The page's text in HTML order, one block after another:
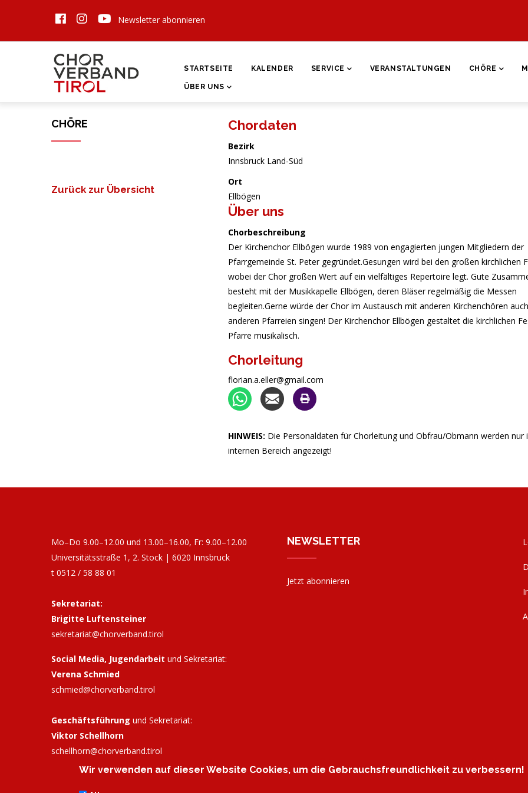
Newsletter abonnieren
HAUPTNAVIGATION
STARTSEITE KALENDER SERVICE VERANSTALTUNGEN CHÖRE
ÜBER UNS
Chordaten
Bezirk
Innsbruck Land-Süd
Ort
Ellbögen
Über uns
Chorbeschreibung
Der Kirchenchor Ellbögen wurde 1989 von engagierten jungen Mitgliedern der
Pfarrgemeinde St. Peter gegründet.Gesungen wird bei den großen kirchlichen
wobei der Chor großen Wert auf ein vielfältiges Repertoire legt. Gute
besteht mit der Musikkapelle Ellbögen, deren Bläser regelmäßig die Messen
begleiten.Gerne würde der Chor im Austausch mit anderen Kirchenchören
anderen Pfarreien singen! Der Kirchenchor Ellbögen gestaltet die kirchlichen
Pfarre musikalisch.
Chorleitung
florian.a.eller@gmail.com
HINWEIS: Die Personaldaten für Chorleitung und Obfrau/Obmann werden nur
internen Bereich angezeigt!
CHÖRE
Zurück zur Übersicht
Mo–Do 9.00–12.00 und 13.00–16.00, Fr: 9.00–12.00
Universitätsstraße 1, 2. Stock | 6020 Innsbruck
t 0512 / 58 88 01
Sekretariat:
Brigitte Luftensteiner
sekretariat@chorverband.tirol
Social Media, Jugendarbeit und Sekretariat:
Verena Schmied
schmied@chorverband.tirol
Geschäftsführung und Sekretariat:
Viktor Schellhorn
schellhorn@chorverband.tirol
Bankverbindung:Tiroler Sparkasse, IBAN: AT72
NEWSLETTER
Jetzt abonnieren
Wir verwenden auf dieser Website Cookies, um die Gebrauchsfreundlichkeit zu verbessern!